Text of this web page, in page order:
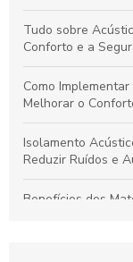
Tudo sobre
Conforto e a
Como
Melhorar o
Isolamento
Reduzir Ruídos e
Benefícios dos